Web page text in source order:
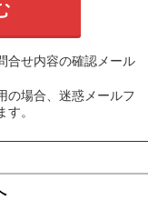
合せ内容の確認メール
の場合、迷惑メールフ
。